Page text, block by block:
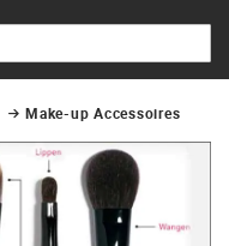
Make-up Accessoires